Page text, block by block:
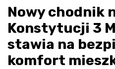
Nowy chodnik
Konstytucji 3
stawia na
komfort